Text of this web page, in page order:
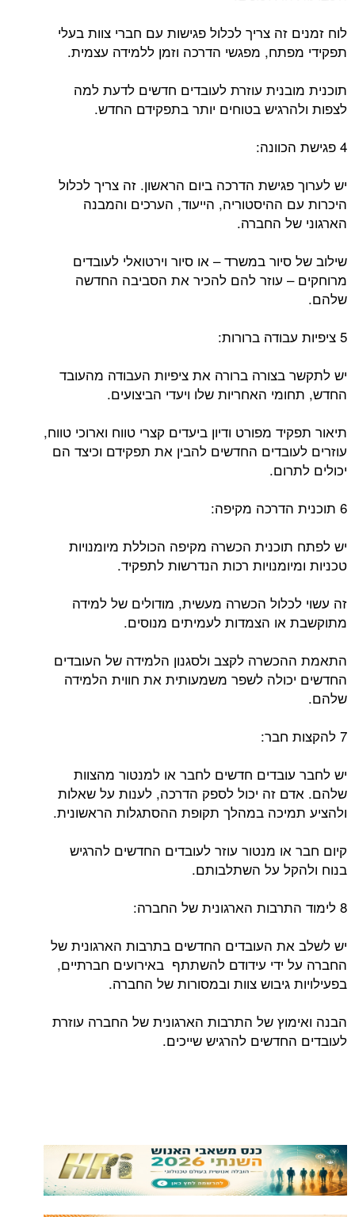
לוח זמנים זה צריך לכלול פגישות עם חברי צוות בעלי
תפקידי מפתח, מפגשי הדרכה וזמן ללמידה עצמית.
תוכנית מובנית עוזרת לעובדים חדשים לדעת למה
לצפות ולהרגיש בטוחים יותר בתפקידם החדש.
4 פגישת הכוונה:
יש לערוך פגישת הדרכה ביום הראשון. זה צריך לכלול
היכרות עם ההיסטוריה, הייעוד, הערכים והמבנה
הארגוני של החברה.
שילוב של סיור במשרד – או סיור וירטואלי לעובדים
מרוחקים – עוזר להם להכיר את הסביבה החדשה
שלהם.
5 ציפיות עבודה ברורות:
יש לתקשר בצורה ברורה את ציפיות העבודה מהעובד
החדש, תחומי האחריות שלו ויעדי הביצועים.
תיאור תפקיד מפורט ודיון ביעדים קצרי טווח וארוכי טווח,
עוזרים לעובדים החדשים להבין את תפקידם וכיצד הם
יכולים לתרום.
6 תוכנית הדרכה מקיפה:
יש לפתח תוכנית הכשרה מקיפה הכוללת מיומנויות
טכניות ומיומנויות רכות הנדרשות לתפקיד.
זה עשוי לכלול הכשרה מעשית, מודולים של למידה
מתוקשבת או הצמדות לעמיתים מנוסים.
התאמת ההכשרה לקצב ולסגנון הלמידה של העובדים
החדשים יכולה לשפר משמעותית את חווית הלמידה
שלהם.
7 להקצות חבר:
יש לחבר עובדים חדשים לחבר או למנטור מהצוות
שלהם. אדם זה יכול לספק הדרכה, לענות על שאלות
ולהציע תמיכה במהלך תקופת ההסתגלות הראשונית.
קיום חבר או מנטור עוזר לעובדים החדשים להרגיש
בנוח ולהקל על השתלבותם.
8 לימוד התרבות הארגונית של החברה:
יש לשלב את העובדים החדשים בתרבות הארגונית של
החברה על ידי עידודם להשתתף באירועים חברתיים,
בפעילויות גיבוש צוות ובמסורות של החברה.
הבנה ואימוץ של התרבות הארגונית של החברה עוזרת
לעובדים החדשים להרגיש שייכים.